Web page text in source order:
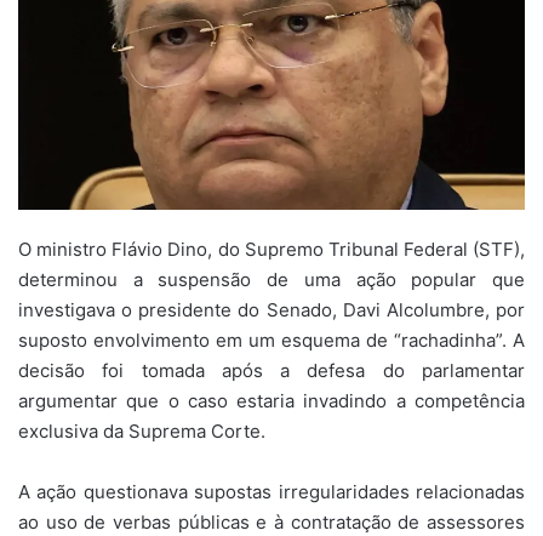
O ministro Flávio Dino, do Supremo Tribunal Federal (STF),
determinou a suspensão de uma ação popular que
investigava o presidente do Senado, Davi Alcolumbre, por
suposto envolvimento em um esquema de “rachadinha”. A
decisão foi tomada após a defesa do parlamentar
argumentar que o caso estaria invadindo a competência
exclusiva da Suprema Corte.
A ação questionava supostas irregularidades relacionadas
ao uso de verbas públicas e à contratação de assessores